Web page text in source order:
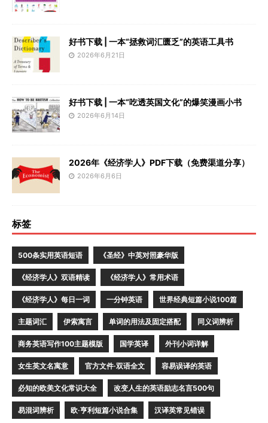
好书下载 | 一本“拯救词汇匮乏”的英语工具书
2026年6月21日
好书下载 | 一本“吃透英国文化”的爆笑漫画小书
2026年6月14日
2026年《经济学人》PDF下载（免费渠道分享）
2026年6月6日
标签
500条实用英语短语 《圣经》中英对照豪华版
《经济学人》双语精读 《经济学人》常用术语
《经济学人》每日一词 一分钟英语 世界经典短篇小说100篇
主题词汇 伊索寓言 单词的用法及固定搭配 同义词辨析
商务英语写作100主题模版 国学英译 外刊小词详解
女生英文名寓意 官方文件·双语全文 容易误译的英语
必知的欧美文化常识大全 改变人生的英语励志名言500句
易混词辨析 欧·亨利短篇小说合集 汉译英常见错误